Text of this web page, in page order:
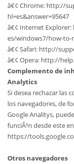
â€¢ Chrome: http://
hl=es&answer=95647
â€¢ Internet
es/windows7/how-to-
â€¢ Safari: http://
â€¢ Opera: http://
Complemento de
Analytics
Si desea rechazar las
los navegadores, de
Google Analitys,
funciÃ³n desde este
https://
Otros navegadores